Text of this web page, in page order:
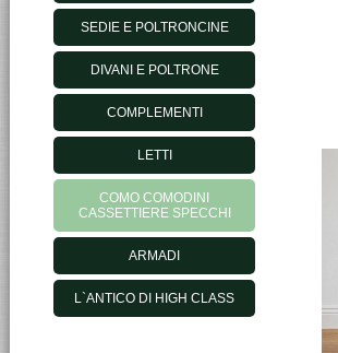
SEDIE E POLTRONCINE
DIVANI E POLTRONE
COMPLEMENTI
LETTI
COMO COMODINI
CASSETTIERE SPECCHI
ARMADI
L`ANTICO DI HIGH CLASS